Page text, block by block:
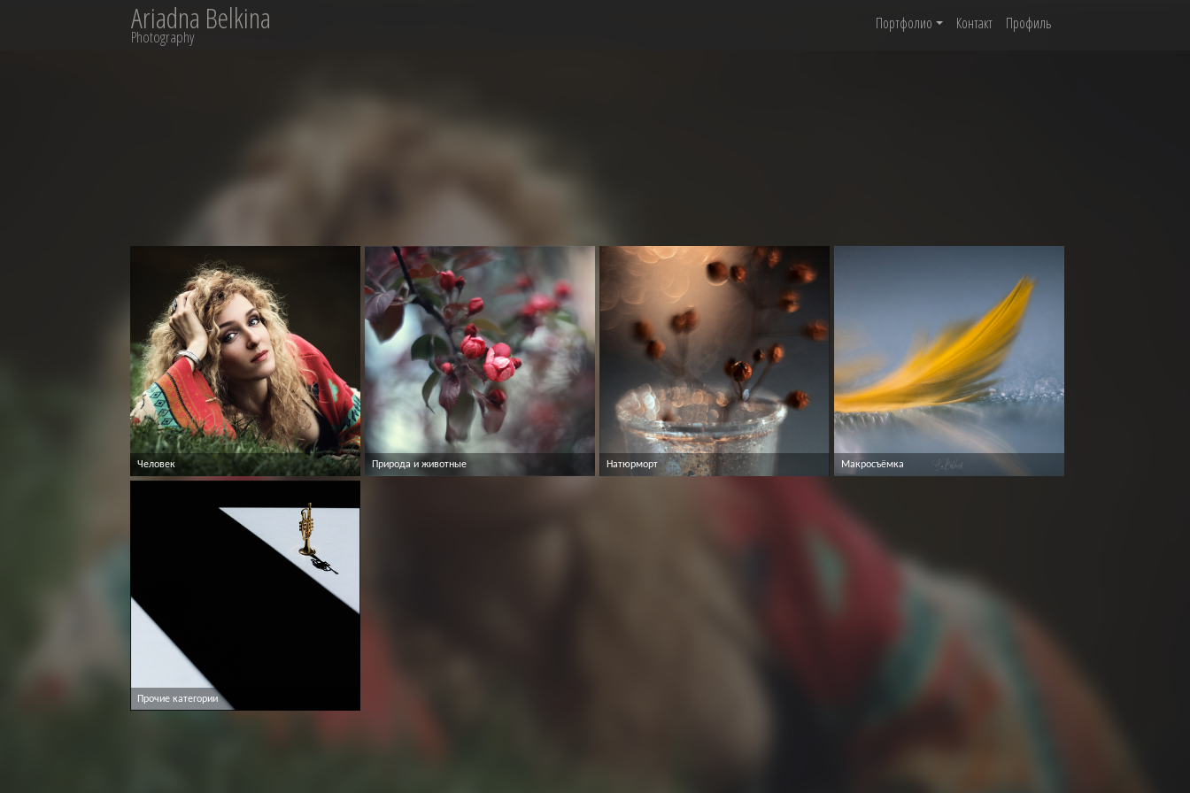
Ariadna Belkina
Photography
Портфолио Контакт Профиль
Человек Природа и животные Натюрморт Макросъёмка
Прочие категории